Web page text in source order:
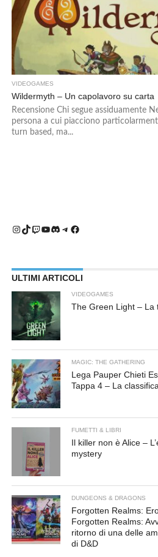
VIDEOGAMES
Wildermyth – Un capolavoro su carta
Recensione Chi segue assiduamente
persona a cui piacciono
turn based, ma...
Instagram
TikTok
Twitch
YouTube
Discord
Telegram
Facebook
ULTIMI ARTICOLI
VIDEOGAMES
The Green Light – La
MAGIC: THE GATHERING
Lega Pauper Chieti
Tappa 4 – La classifica
FUMETTI & LIBRI
Il killer non è Alice –
mystery
DUNGEONS & DRAGONS
Forgotten Realms:
Forgotten Realms:
ritorno di una delle
di D&D